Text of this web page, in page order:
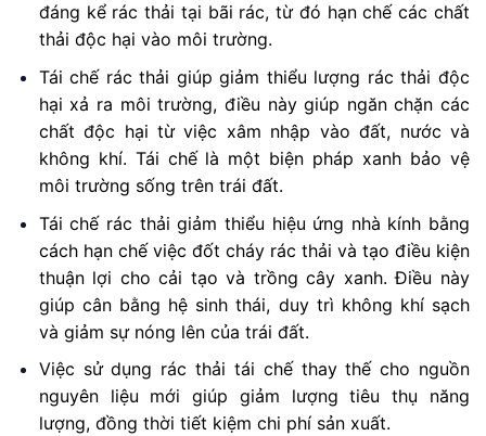
đáng kể rác thải tại bãi rác, từ đó hạn chế các chất
thải độc hại vào môi trường.
Tái chế rác thải giúp giảm thiểu lượng rác thải độc
hại xả ra môi trường, điều này giúp ngăn chặn các
chất độc hại từ việc xâm nhập vào đất, nước và
không khí. Tái chế là một biện pháp xanh bảo vệ
môi trường sống trên trái đất.
Tái chế rác thải giảm thiểu hiệu ứng nhà kính bằng
cách hạn chế việc đốt cháy rác thải và tạo điều kiện
thuận lợi cho cải tạo và trồng cây xanh. Điều này
giúp cân bằng hệ sinh thái, duy trì không khí sạch
và giảm sự nóng lên của trái đất.
Việc sử dụng rác thải tái chế thay thế cho nguồn
nguyên liệu mới giúp giảm lượng tiêu thụ năng
lượng, đồng thời tiết kiệm chi phí sản xuất.